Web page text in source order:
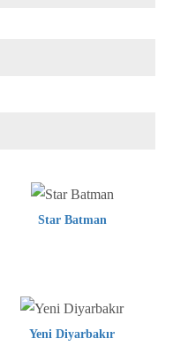
Star Batman
Yeni Diyarbakır